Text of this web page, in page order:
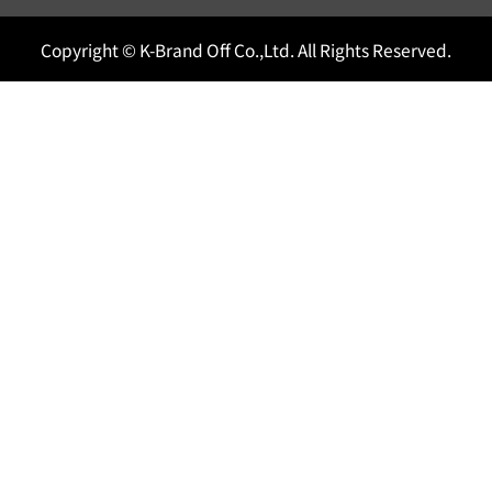
Copyright © K-Brand Off Co.,Ltd. All Rights Reserved.